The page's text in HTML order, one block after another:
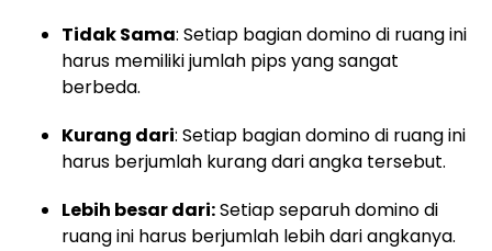
Tidak Sama: Setiap bagian domino di ruang ini
harus memiliki jumlah pips yang sangat
berbeda.
Kurang dari: Setiap bagian domino di ruang ini
harus berjumlah kurang dari angka tersebut.
Lebih besar dari:Setiap separuh domino di
ruang ini harus berjumlah lebih dari angkanya.